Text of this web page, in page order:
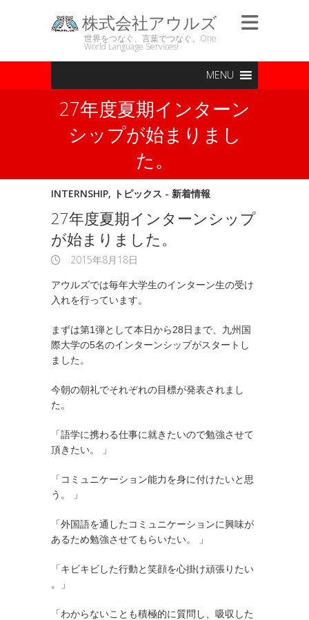
株式会社アウルズ
世界をつなぐ、言葉でつなぐ。One
World Language Services!
MENU
27年度夏期インターン
シップが始まりまし
た。
INTERNSHIP, トピックス - 新着情報
27年度夏期インターンシップ
が始まりました。
2015年8月18日
アウルズでは毎年大学生のインターン生の受け
入れを行っています。
まずは第1弾として本日から28日まで、九州国
際大学の5名のインターンシップがスタートし
ました。
今朝の朝礼でそれぞれの目標が発表されまし
た。
「語学に携わる仕事に就きたいので勉強させて
頂きたい。 」
「コミュニケーション能力を身に付けたいと思
う。 」
「外国語を通したコミュニケーションに興味が
あるため勉強させてもらいたい。 」
「キビキビした行動と笑顔を心掛け頑張りたい
。」
「わからないことも積極的に質問し、吸収した